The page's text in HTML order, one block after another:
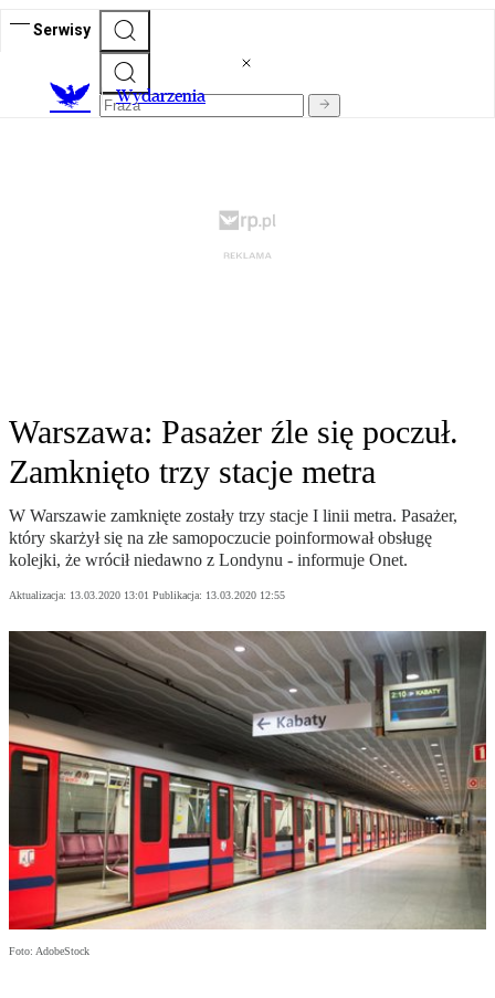
Serwisy
Wydarzenia
Warszawa: Pasażer źle się poczuł.
Zamknięto trzy stacje metra
W Warszawie zamknięte zostały trzy stacje I linii metra. Pasażer,
który skarżył się na złe samopoczucie poinformował obsługę
kolejki, że wrócił niedawno z Londynu - informuje Onet.
Aktualizacja: 13.03.2020 13:01 Publikacja: 13.03.2020 12:55
Foto: AdobeStock